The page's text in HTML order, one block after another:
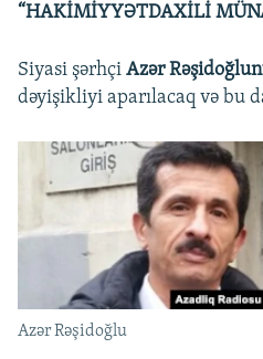
“HAKİMİYYƏTDAXİLİ
Siyasi şərhçiAzər
dəyişikliyi aparılacaq və bu
Azər Rəşidoğlu